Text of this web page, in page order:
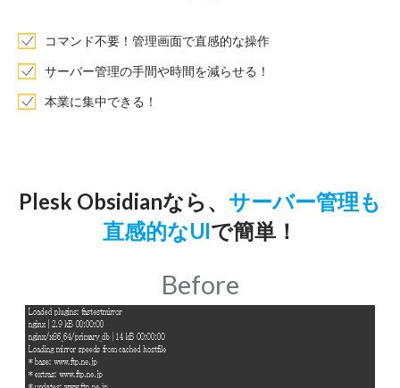
コマンド不要！管理画面で直感的な操作
サーバー管理の手間や時間を減らせる！
本業に集中できる！
Plesk Obsidianなら、 サーバー管理も
直感的なUIで簡単！
Before